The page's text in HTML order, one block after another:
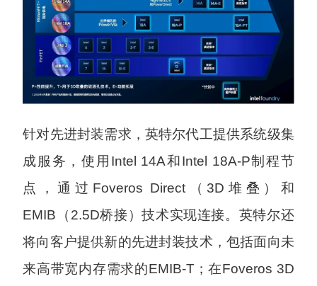
针对先进封装需求，英特尔代工提供系统级集
成服务，使用Intel 14A和Intel 18A-P制程节
点，通过Foveros Direct（3D堆叠）和
EMIB（2.5D桥接）技术实现连接。英特尔还
将向客户提供新的先进封装技术，包括面向未
来高带宽内存需求的EMIB-T；在Foveros 3D